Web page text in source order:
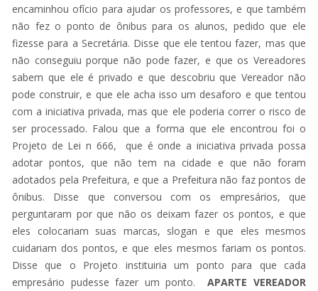
encaminhou ofício para ajudar os professores, e que também
não fez o ponto de ônibus para os alunos, pedido que ele
fizesse para a Secretária. Disse que ele tentou fazer, mas que
não conseguiu porque não pode fazer, e que os Vereadores
sabem que ele é privado e que descobriu que Vereador não
pode construir, e que ele acha isso um desaforo e que tentou
com a iniciativa privada, mas que ele poderia correr o risco de
ser processado. Falou que a forma que ele encontrou foi o
Projeto de Lei n 666, que é onde a iniciativa privada possa
adotar pontos, que não tem na cidade e que não foram
adotados pela Prefeitura, e que a Prefeitura não faz pontos de
ônibus. Disse que conversou com os empresários, que
perguntaram por que não os deixam fazer os pontos, e que
eles colocariam suas marcas, slogan e que eles mesmos
cuidariam dos pontos, e que eles mesmos fariam os pontos.
Disse que o Projeto instituiria um ponto para que cada
empresário pudesse fazer um ponto.APARTE VEREADOR